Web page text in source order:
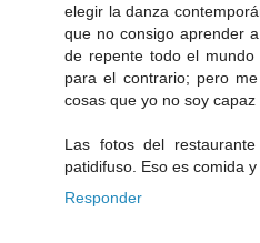
elegir la danza
que no consigo aprender
de repente todo el
para el contrario; pero
cosas que yo no soy capaz
Las fotos del
patidifuso. Eso es comida
Responder